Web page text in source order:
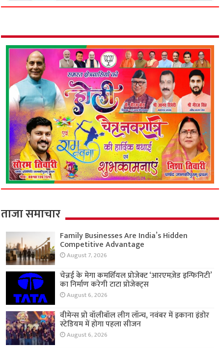
ताजा समाचार
Family Businesses Are India’s Hidden
Competitive Advantage
August 7, 2026
चेन्नई के मेगा कमर्शियल प्रोजेक्ट ‘आरएमज़ेड इन्फिनिटी’
का निर्माण करेगी टाटा प्रोजेक्ट्स
August 6, 2026
वीमेन्स प्रो वॉलीबॉल लीग लॉन्च, नवंबर में इकाना इंडोर
स्टेडियम में होगा पहला सीजन
August 6, 2026